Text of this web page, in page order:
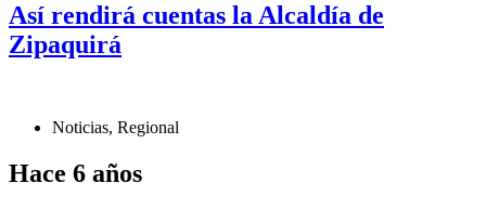
Así rendirá cuentas la Alcaldía de
Zipaquirá
Noticias, Regional
Hace 6 años